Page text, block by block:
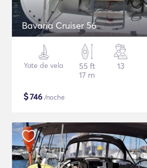
Bavaria Cruiser 56
Yate de vela
55 ft
17 m
13
$746 /noche